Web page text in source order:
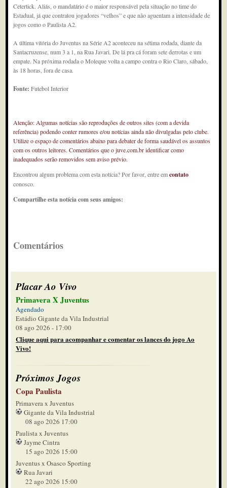
Cetertick. Aliás, o mandatário é o maior responsável pela situação no time do
Estadual, já que contratou jogadores “velhos” e que não aguentam a intensidade de
jogos como o Paulista A2.
A última vitória do Juventus na Série A2 aconteceu na sétima rodada, diante da
Santacruzense, num 3 a 1, na Rua Javari. De lá pra cá foram sete derrotas e um
empate. Na próxima rodada o Moleque volta a campo contra o Rio Claro, sábado,
às 18 horas, fora de casa.
Fonte:Futebol Interior
Atenção: Algumas notícias são reproduções de outros sites (com a devida
referência) podendo conter rumores e/ou notícias ainda não divulgadas pelo clube.
Utilize o espaço de comentários abaixo para debater de forma saudável os assuntos
com os outros leitores. Comentários que o juve.com.br identificar como
inadequados serão removidos sem aviso prévio.
Encontrou algum problema com esta notícia? Por favor, entre emcontato
conosco.
Compartilhe esta notícia com seus amigos:
Comentários
Placar Ao Vivo
Primavera X Juventus
Agendado
Estádio Gigante da Vila Industrial
08 ago 2026 - 17:00
Clique aqui para acompanhar e comentar os lances do jogo Ao
Vivo!
Próximos Jogos
Copa Paulista
Primavera x Juventus
Gigante da Vila Industrial
08 ago 2026 17:00
Paulista x Juventus
Jayme Cintra
15 ago 2026 15:00
Juventus x Osasco Sporting
Rua Javari
22 ago 2026 15:00